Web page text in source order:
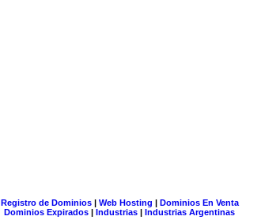
Registro de Dominios| Web Hosting | Dominios En Venta
Dominios Expirados | Industrias | Industrias Argentinas